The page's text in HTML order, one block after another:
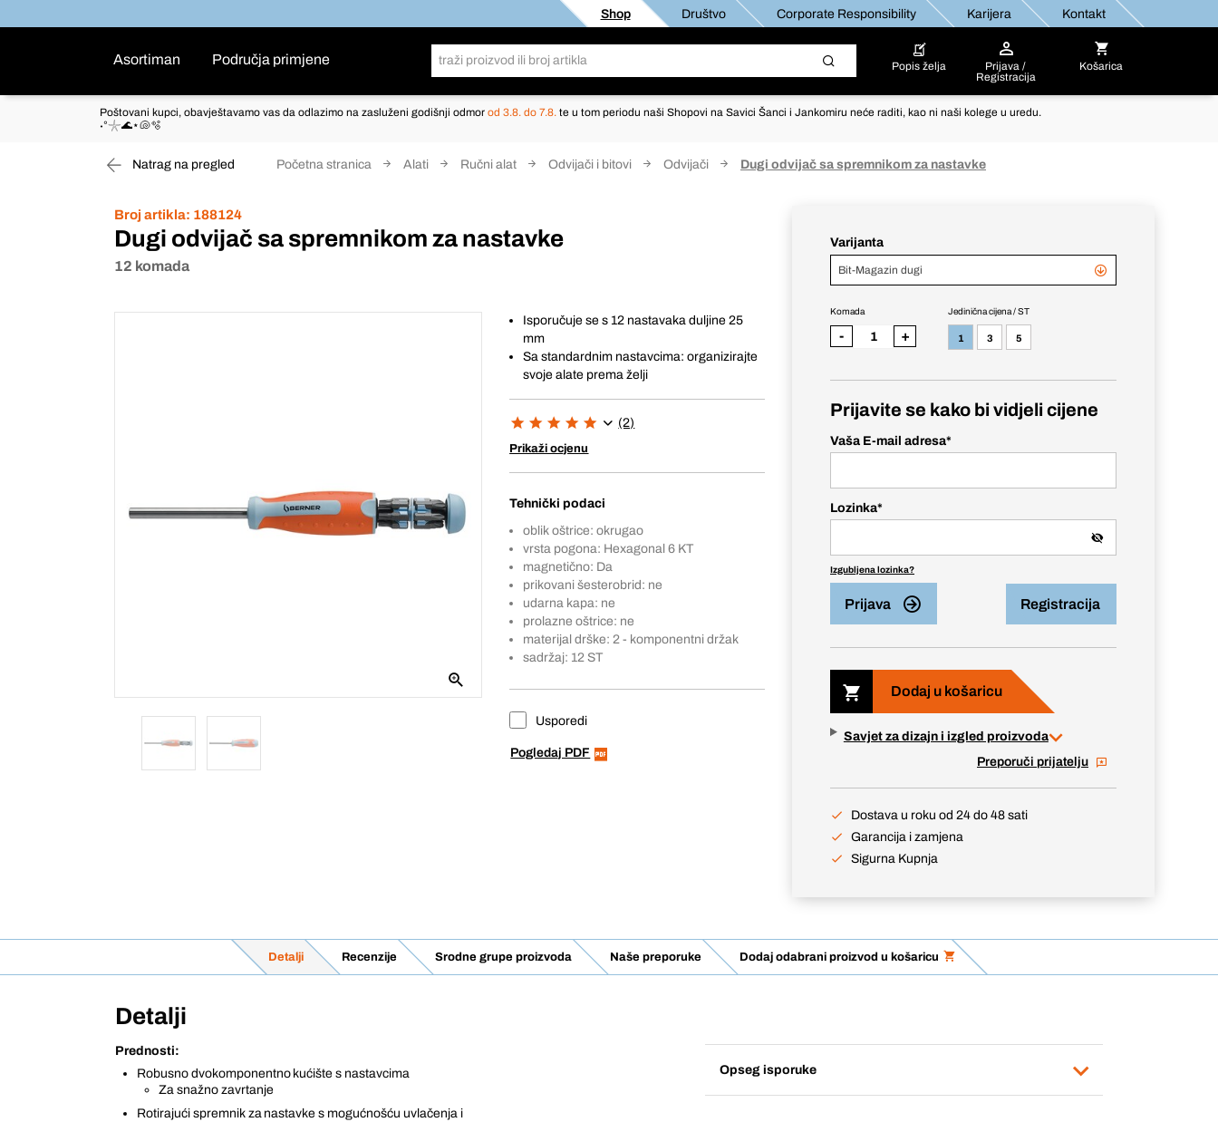
Shop Društvo Corporate Responsibility Karijera Kontakt
Asortiman Područja primjene Popis želja
Prijava /
Registracija
Košarica
Poštovani kupci, obavještavamo vas da odlazimo na zasluženi godišnji odmor od 3.8. do 7.8. te u tom periodu naši Shopovi na Savici Šanci i Jankomiru neće raditi, kao ni naši kolege u uredu.
˖°𓇼🌊⋆🐚🫧
Natrag na pregled Početna stranica Alati Ručni alat Odvijači i bitovi Odvijači Dugi odvijač sa spremnikom za nastavke
Broj artikla: 188124
Dugi odvijač sa spremnikom za nastavke
12 komada
Isporučuje se s 12 nastavaka duljine 25
mm
Sa standardnim nastavcima: organizirajte
svoje alate prema želji
(2)
Prikaži ocjenu
Tehnički podaci
oblik oštrice: okrugao
vrsta pogona: Hexagonal 6 KT
magnetično: Da
prikovani šesterobrid: ne
udarna kapa: ne
prolazne oštrice: ne
materijal drške: 2 - komponentni držak
sadržaj: 12 ST
Usporedi
Pogledaj PDF
Varijanta
Bit-Magazin dugi
Jedinična cijena / ST
1 3 5
Komada
- +
Prijavite se kako bi vidjeli cijene
Vaša E-mail adresa*
Lozinka*
Izgubljena lozinka?
Prijava Registracija
Dodaj u košaricu
Savjet za dizajn i izgled proizvoda
Preporuči prijatelju
Dostava u roku od 24 do 48 sati
Garancija i zamjena
Sigurna Kupnja
Detalji Recenzije Srodne grupe proizvoda Naše preporuke Dodaj odabrani proizvod u košaricu
Detalji
Prednosti:
Robusno dvokomponentno kućište s nastavcima
Za snažno zavrtanje
Rotirajući spremnik za nastavke s mogućnošću uvlačenja i
Opseg isporuke